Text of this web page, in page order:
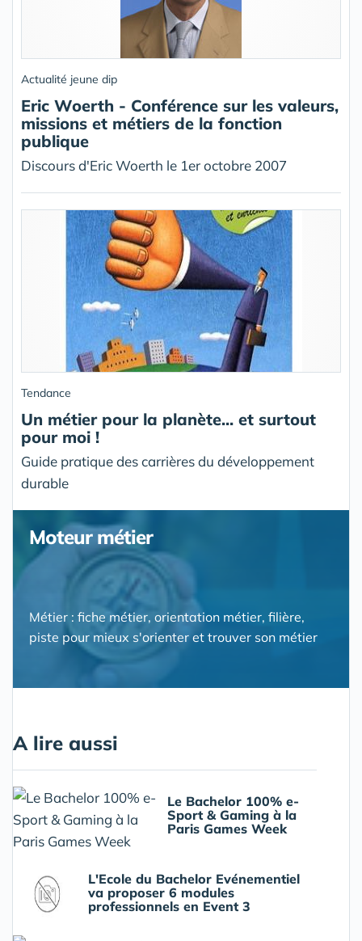
Actualité jeune dip
Eric Woerth - Conférence sur les valeurs,
missions et métiers de la fonction
publique
Discours d'Eric Woerth le 1er octobre 2007
Tendance
Un métier pour la planète... et surtout
pour moi !
Guide pratique des carrières du développement
durable
Moteur métier
Métier : fiche métier, orientation métier, filière,
piste pour mieux s'orienter et trouver son métier
A lire aussi
Le Bachelor 100% e-
Sport & Gaming à la
Paris Games Week
L'Ecole du Bachelor Evénementiel
va proposer 6 modules
professionnels en Event 3